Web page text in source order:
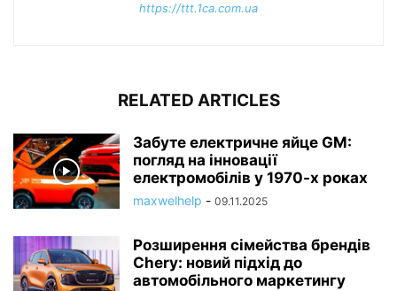
https://ttt.1ca.com.ua
RELATED ARTICLES
Забуте електричне яйце GM:
погляд на інновації
електромобілів у 1970-х роках
maxwelhelp - 09.11.2025
Розширення сімейства брендів
Chery: новий підхід до
автомобільного маркетингу